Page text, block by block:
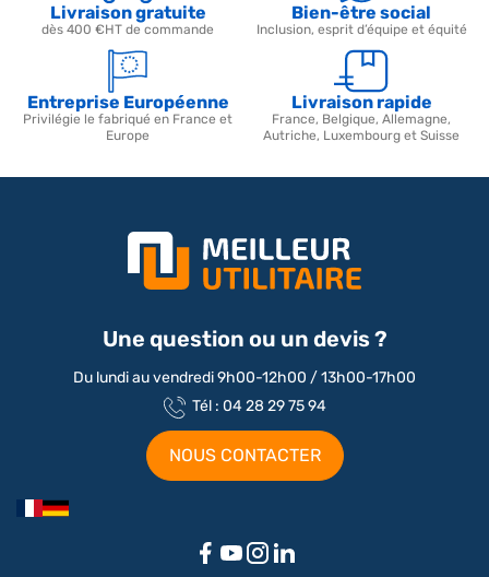
Livraison gratuite
dès 400 €HT de commande
Bien-être social
Inclusion, esprit d’équipe et équité
Entreprise Européenne
Privilégie le fabriqué en France et
Europe
Livraison rapide
France, Belgique, Allemagne,
Autriche, Luxembourg et Suisse
Une question ou un devis ?
Du lundi au vendredi 9h00-12h00 / 13h00-17h00
Tél : 04 28 29 75 94
NOUS CONTACTER